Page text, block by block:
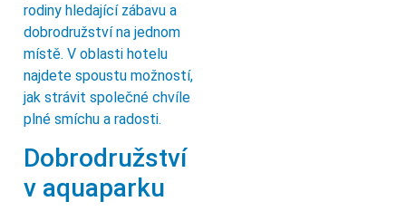
rodiny hledající zábavu a
dobrodružství na jednom
místě. V oblasti hotelu
najdete spoustu možností,
jak strávit společné chvíle
plné smíchu a radosti.
Dobrodružství
v aquaparku